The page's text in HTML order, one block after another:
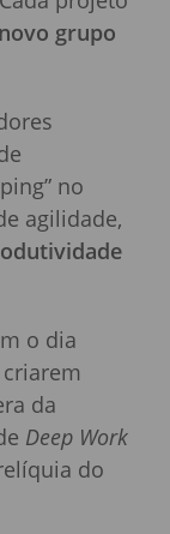
grupo
no
agilidade,
o dia
da
Deep Work
do